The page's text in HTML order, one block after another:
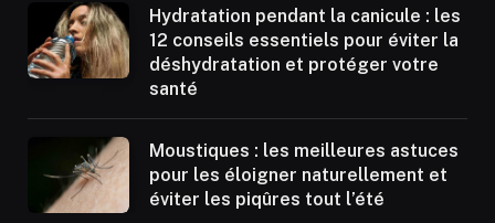
Hydratation pendant la canicule : les
12 conseils essentiels pour éviter la
déshydratation et protéger votre
santé
Moustiques : les meilleures astuces
pour les éloigner naturellement et
éviter les piqûres tout l’été